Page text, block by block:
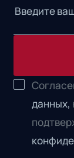
данных,